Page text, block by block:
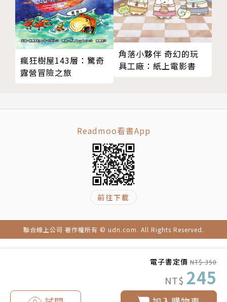
電子書定價 NT$ 350
NT$ 245
美感領域
適讀年齡：大字注音，7～10歲適讀
學習範圍：文學選讀、語文表達
符合108課綱概念核心素養：人際關係與團隊合
作、系統思考與解決問題、身心素質與自我
筆名麥子，代表作包括《大熊的女兒》、《棉婆婆
睡不著》、《灰伯爵》、《我的外婆在鄉下》、《走出
黑森林的男孩》等作品。曾獲中國作家協會全國優秀兒
童文學獎、豐子愷兒童圖畫書獎、「大白鯨」原創幻想
兒童文學獎、信誼圖畫書獎等榮譽。作品被翻譯為英
受國際讀者矚目的德國國際青年圖書館「白烏鴉大獎」
瘋狂樹屋143層：驚奇
露營冒險之旅
角落小夥伴 奇幻的玩
具工廠：紙上電影書
Readmoo看書App
前往下載
聯合線上公司 著作權所有 © udn.com. All Rights Reserved.